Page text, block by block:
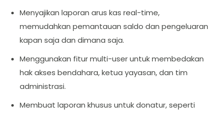
Menyajikan laporan arus kas real-time,
memudahkan pemantauan saldo dan pengeluaran
kapan saja dan dimana saja.
Menggunakan fitur multi-user untuk membedakan
hak akses bendahara, ketua yayasan, dan tim
administrasi.
Membuat laporan khusus untuk donatur, seperti